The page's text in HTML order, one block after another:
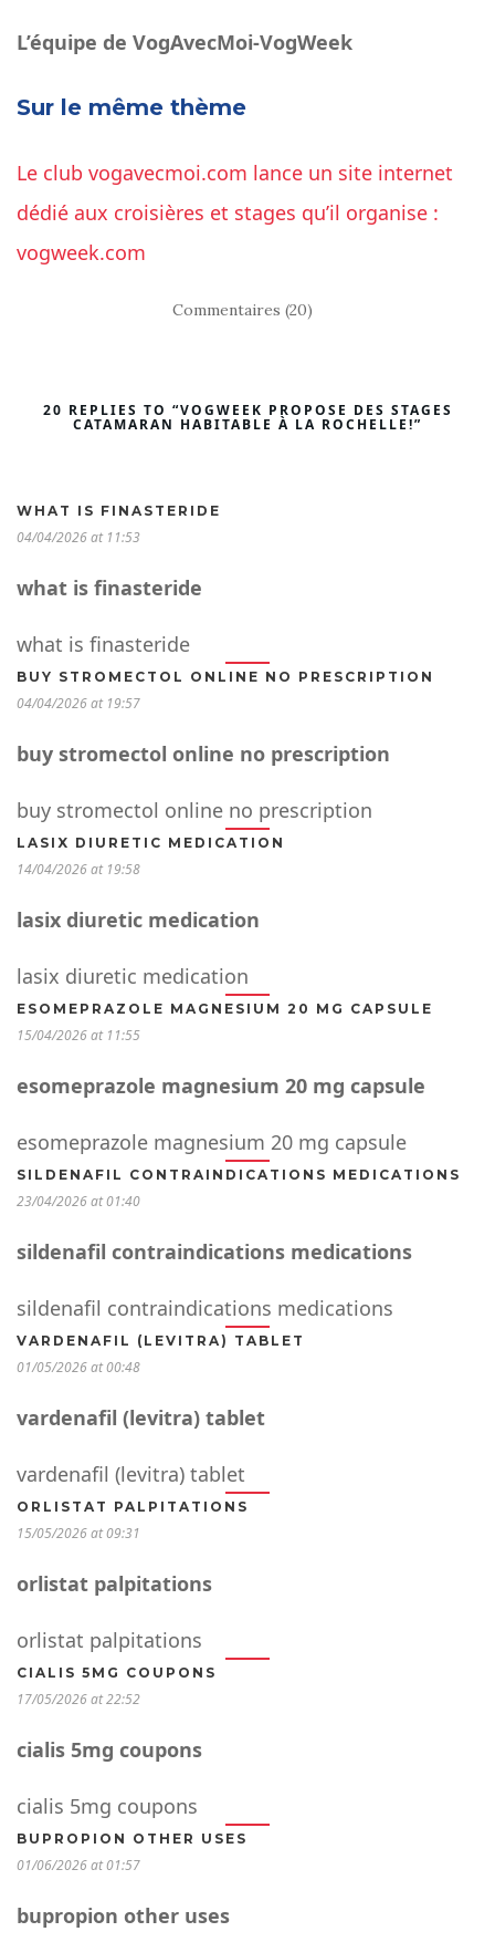
L’équipe de VogAvecMoi-VogWeek
Sur le même thème
Le club vogavecmoi.com lance un site internet
dédié aux croisières et stages qu’il organise :
vogweek.com
Commentaires (20)
20 REPLIES TO “VOGWEEK PROPOSE DES STAGES
CATAMARAN HABITABLE À LA ROCHELLE!”
WHAT IS FINASTERIDE
04/04/2026 at 11:53
what is finasteride
what is finasteride
BUY STROMECTOL ONLINE NO PRESCRIPTION
04/04/2026 at 19:57
buy stromectol online no prescription
buy stromectol online no prescription
LASIX DIURETIC MEDICATION
14/04/2026 at 19:58
lasix diuretic medication
lasix diuretic medication
ESOMEPRAZOLE MAGNESIUM 20 MG CAPSULE
15/04/2026 at 11:55
esomeprazole magnesium 20 mg capsule
esomeprazole magnesium 20 mg capsule
SILDENAFIL CONTRAINDICATIONS MEDICATIONS
23/04/2026 at 01:40
sildenafil contraindications medications
sildenafil contraindications medications
VARDENAFIL (LEVITRA) TABLET
01/05/2026 at 00:48
vardenafil (levitra) tablet
vardenafil (levitra) tablet
ORLISTAT PALPITATIONS
15/05/2026 at 09:31
orlistat palpitations
orlistat palpitations
CIALIS 5MG COUPONS
17/05/2026 at 22:52
cialis 5mg coupons
cialis 5mg coupons
BUPROPION OTHER USES
01/06/2026 at 01:57
bupropion other uses